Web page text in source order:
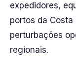
expedidores,
portos da
perturbações
regionais.